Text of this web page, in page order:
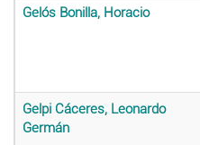
Gelós Bonilla, Horacio
Gelpi Cáceres, Leonardo
Germán